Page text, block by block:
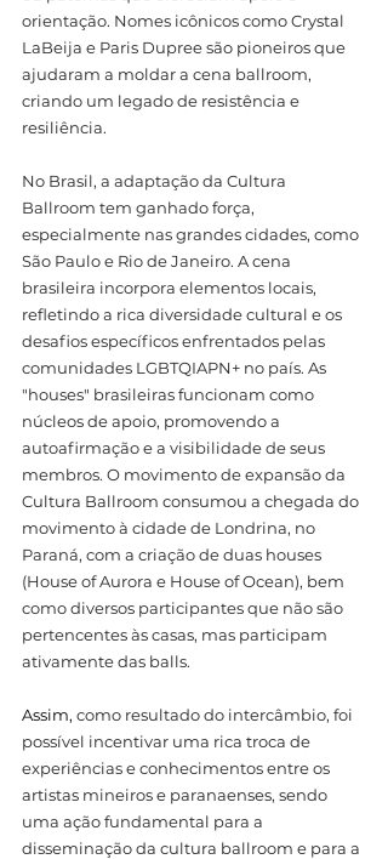
orientação. Nomes icônicos como Crystal
LaBeija e Paris Dupree são pioneiros que
ajudaram a moldar a cena ballroom,
criando um legado de resistência e
resiliência.
No Brasil, a adaptação da Cultura
Ballroom tem ganhado força,
especialmente nas grandes cidades, como
São Paulo e Rio de Janeiro. A cena
brasileira incorpora elementos locais,
refletindo a rica diversidade cultural e os
desafios específicos enfrentados pelas
comunidades LGBTQIAPN+ no país. As
"houses" brasileiras funcionam como
núcleos de apoio, promovendo a
autoafirmação e a visibilidade de seus
membros. O movimento de expansão da
Cultura Ballroom consumou a chegada do
movimento à cidade de Londrina, no
Paraná, com a criação de duas houses
(House of Aurora e House of Ocean), bem
como diversos participantes que não são
pertencentes às casas, mas participam
ativamente das balls.
Assim, como resultado do intercâmbio, foi
possível incentivar uma rica troca de
experiências e conhecimentos entre os
artistas mineiros e paranaenses, sendo
uma ação fundamental para a
disseminação da cultura ballroom e para a